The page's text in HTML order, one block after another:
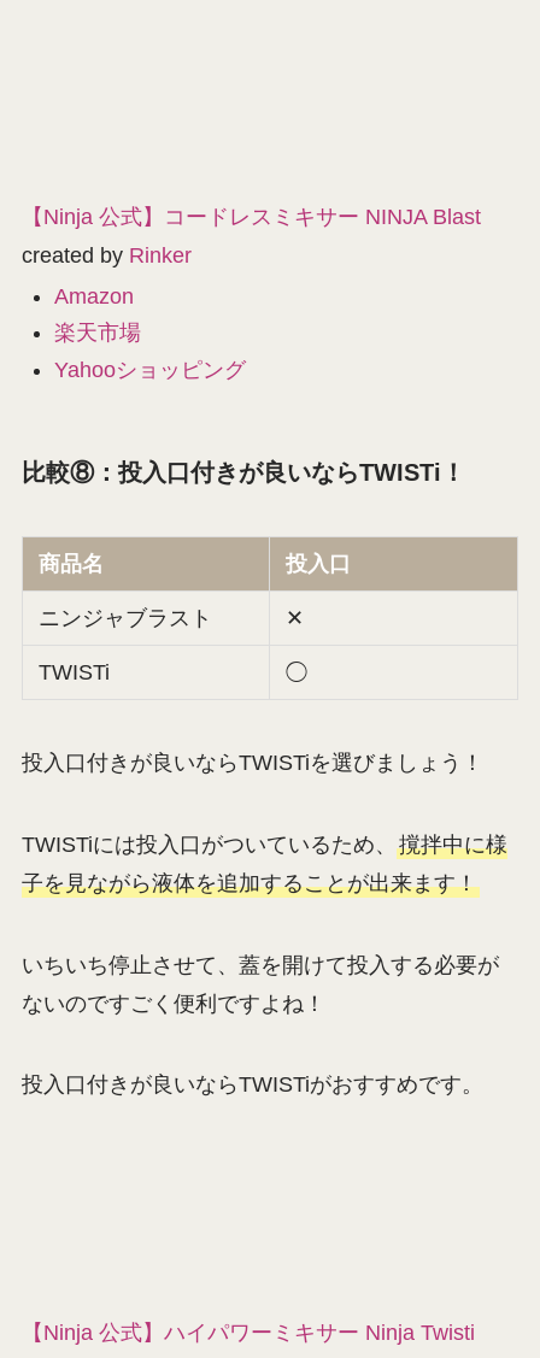
【Ninja 公式】コードレスミキサー NINJA Blast
created by Rinker
Amazon
楽天市場
Yahooショッピング
比較⑧：投入口付きが良いならTWISTi！
商品名 投入口
ニンジャブラスト ✕
TWISTi ◯
投入口付きが良いならTWISTiを選びましょう！
TWISTiには投入口がついているため、 撹拌中に様
子を見ながら液体を追加することが出来ます！
いちいち停止させて、蓋を開けて投入する必要が
ないのですごく便利ですよね！
投入口付きが良いならTWISTiがおすすめです。
【Ninja 公式】ハイパワーミキサー Ninja Twisti